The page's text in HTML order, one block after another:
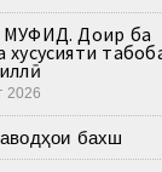
МУФИД. Доир ба
2026
бахш